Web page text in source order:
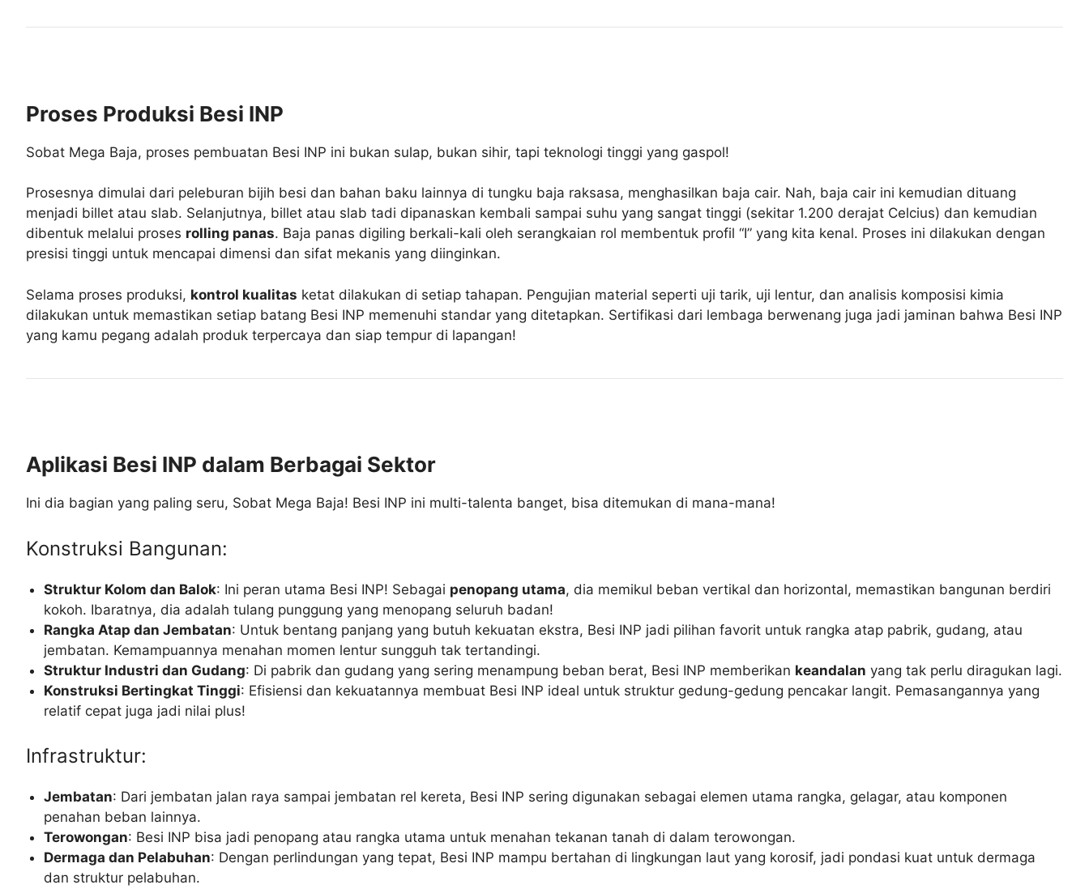
Proses Produksi Besi INP
Sobat Mega Baja, proses pembuatan Besi INP ini bukan sulap, bukan sihir, tapi teknologi tinggi yang gaspol!
Prosesnya dimulai dari peleburan bijih besi dan bahan baku lainnya di tungku baja raksasa, menghasilkan baja cair. Nah, baja cair ini kemudian dituang
menjadi billet atau slab. Selanjutnya, billet atau slab tadi dipanaskan kembali sampai suhu yang sangat tinggi (sekitar 1.200 derajat Celcius) dan kemudian
dibentuk melalui proses rolling panas. Baja panas digiling berkali-kali oleh serangkaian rol membentuk profil “I” yang kita kenal. Proses ini dilakukan dengan
presisi tinggi untuk mencapai dimensi dan sifat mekanis yang diinginkan.
Selama proses produksi, kontrol kualitas ketat dilakukan di setiap tahapan. Pengujian material seperti uji tarik, uji lentur, dan analisis komposisi kimia
dilakukan untuk memastikan setiap batang Besi INP memenuhi standar yang ditetapkan. Sertifikasi dari lembaga berwenang juga jadi jaminan bahwa Besi INP
yang kamu pegang adalah produk terpercaya dan siap tempur di lapangan!
Aplikasi Besi INP dalam Berbagai Sektor
Ini dia bagian yang paling seru, Sobat Mega Baja! Besi INP ini multi-talenta banget, bisa ditemukan di mana-mana!
Konstruksi Bangunan:
Struktur Kolom dan Balok: Ini peran utama Besi INP! Sebagai penopang utama, dia memikul beban vertikal dan horizontal, memastikan bangunan berdiri
kokoh. Ibaratnya, dia adalah tulang punggung yang menopang seluruh badan!
Rangka Atap dan Jembatan: Untuk bentang panjang yang butuh kekuatan ekstra, Besi INP jadi pilihan favorit untuk rangka atap pabrik, gudang, atau
jembatan. Kemampuannya menahan momen lentur sungguh tak tertandingi.
Struktur Industri dan Gudang: Di pabrik dan gudang yang sering menampung beban berat, Besi INP memberikan keandalan yang tak perlu diragukan lagi.
Konstruksi Bertingkat Tinggi: Efisiensi dan kekuatannya membuat Besi INP ideal untuk struktur gedung-gedung pencakar langit. Pemasangannya yang
relatif cepat juga jadi nilai plus!
Infrastruktur:
Jembatan: Dari jembatan jalan raya sampai jembatan rel kereta, Besi INP sering digunakan sebagai elemen utama rangka, gelagar, atau komponen
penahan beban lainnya.
Terowongan: Besi INP bisa jadi penopang atau rangka utama untuk menahan tekanan tanah di dalam terowongan.
Dermaga dan Pelabuhan: Dengan perlindungan yang tepat, Besi INP mampu bertahan di lingkungan laut yang korosif, jadi pondasi kuat untuk dermaga
dan struktur pelabuhan.